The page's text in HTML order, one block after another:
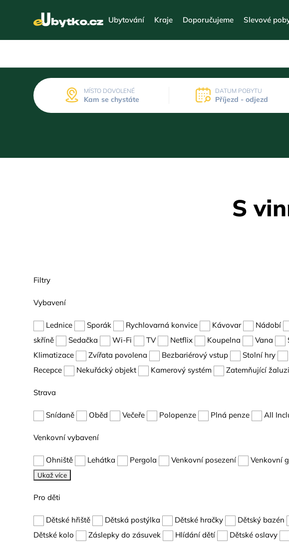
Ubytování Kraje Doporučujeme Slevové
MÍSTO DOVOLENÉ
Kam se chystáte
DATUM POBYTU
Příjezd - odjezd
S
Filtry
Vybavení
Lednice Sporák Rychlovarná konvice Kávovar Nádobí
skříně
Sedačka Wi-Fi TV Netflix Koupelna Vana
Klimatizace
Zvířata povolena Bezbariérový vstup Stolní hry
Recepce
Nekuřácký objekt Kamerový systém Zatemňující
Strava
Snídaně Oběd Večeře Polopenze Plná penze All
Venkovní vybavení
Ohniště Lehátka Pergola Venkovní posezení Venkovní
Ukaž více
Pro děti
Dětské hřiště Dětská postýlka Dětské hračky Dětský bazén
Dětské kolo
Záslepky do zásuvek Hlídání dětí Dětské oslavy